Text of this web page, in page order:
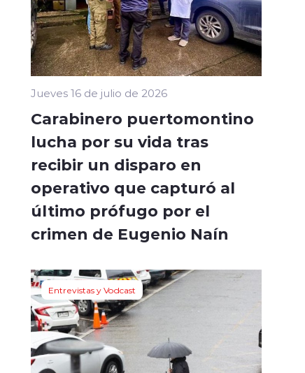
Jueves 16 de julio de 2026
Carabinero puertomontino
lucha por su vida tras
recibir un disparo en
operativo que capturó al
último prófugo por el
crimen de Eugenio Naín
Entrevistas y Vodcast